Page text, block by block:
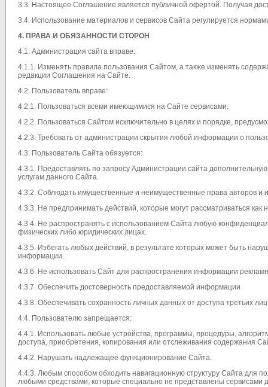
3.3. Настоящее Соглашение является публичной офертой. Получая
3.4. Использование материалов и сервисов Сайта регулируется
4. ПРАВА И ОБЯЗАННОСТИ СТОРОН
4.1. Администрация сайта вправе:
4.1.1. Изменять правила пользования Сайтом, а также изменять
редакции Соглашения на Сайте.
4.2. Пользователь вправе:
4.2.1. Пользоваться всеми имеющимися на Сайте сервисами.
4.2.2. Пользоваться Сайтом исключительно в целях и порядке,
4.2.3. Требовать от администрации скрытия любой информации о
4.3. Пользователь Сайта обязуется:
4.3.1. Предоставлять по запросу Администрации сайта
услугам данного Сайта.
4.3.2. Соблюдать имущественные и неимущественные права авторов и
4.3.3. Не предпринимать действий, которые могут рассматриваться
4.3.4. Не распространять с использованием Сайта любую
физических либо юридических лицах.
4.3.5. Избегать любых действий, в результате которых может быть
информации.
4.3.6. Не использовать Сайт для распространения информации
4.3.7. Обеспечить достоверность предоставляемой информации
4.3.8. Обеспечивать сохранность личных данных от доступа третьих
4.4. Пользователю запрещается:
4.4.1. Использовать любые устройства, программы, процедуры,
доступа, приобретения, копирования или отслеживания содержания
4.4.2. Нарушать надлежащее функционирование Сайта.
4.4.3. Любым способом обходить навигационную структуру Сайта для
любыми средствами, которые специально не представлены сервисами